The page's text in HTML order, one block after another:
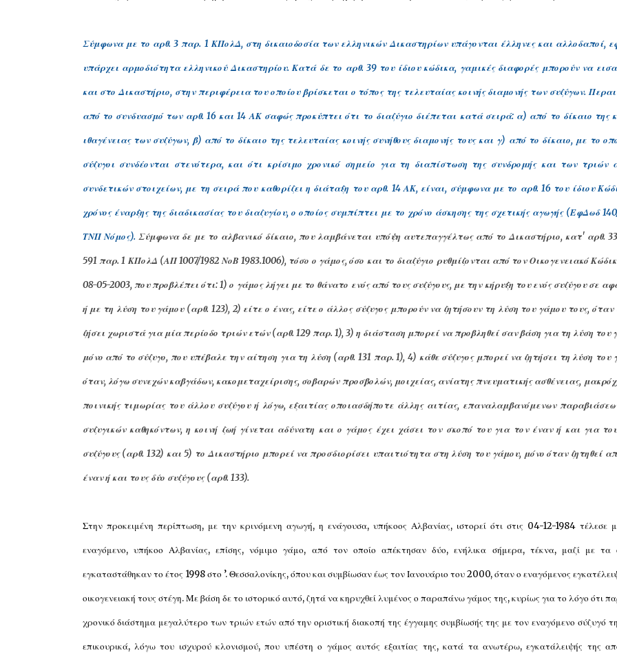
Σύμφωνα με το αρθ. 3 παρ. 1 ΚΠολΔ, στη δικαιοδοσία των ελληνικών Δικαστηρίων υπάγονται έλληνες και αλλοδαποί,
υπάρχει αρμοδιότητα ελληνικού Δικαστηρίου. Κατά δε το αρθ. 39 του ίδιου κώδικα, γαμικές διαφορές μπορούν να
και στο Δικαστήριο, στην περιφέρεια του οποίου βρίσκεται ο τόπος της τελευταίας κοινής διαμονής των συζύγων.
από το συνδυασμό των αρθ. 16 και 14 ΑΚ σαφώς προκύπτει ότι το διαζύγιο διέπεται κατά σειρά: α) από το δίκαιο της
ιθαγένειας των συζύγων, β) από το δίκαιο της τελευταίας κοινής συνήθους διαμονής τους και γ) από το δίκαιο, με το
σύζυγοι συνδέονται στενότερα, και ότι κρίσιμο χρονικό σημείο για τη διαπίστωση της συνδρομής και των τριών
συνδετικών στοιχείων, με τη σειρά που καθορίζει η διάταξη του αρθ. 14 ΑΚ, είναι, σύμφωνα με το αρθ. 16 του ίδιου
χρόνος έναρξης της διαδικασίας του διαζυγίου, ο οποίος συμπίπτει με το χρόνο άσκησης της σχετικής αγωγής (ΕφΔωδ
ΤΝΠ Νόμος). Σύμφωνα δε με το αλβανικό δίκαιο, που λαμβάνεται υπόψη αυτεπαγγέλτως από το Δικαστήριο, κατ' αρθ.
591 παρ. 1 ΚΠολΔ (ΑΠ 1007/1982 ΝοΒ 1983.1006), τόσο ο γάμος, όσο και το διαζύγιο ρυθμίζονται από τον Οικογενειακό
08-05-2003, που προβλέπει ότι: 1) ο γάμος λήγει με το θάνατο ενός από τους συζύγους, με την κήρυξη του ενός συζύγου σε
ή με τη λύση του γάμου (αρθ. 123), 2) είτε ο ένας, είτε ο άλλος σύζυγος μπορούν να ζητήσουν τη λύση του γάμου τους, όταν
ζήσει χωριστά για μία περίοδο τριών ετών (αρθ. 129 παρ. 1), 3) η διάσταση μπορεί να προβληθεί σαν βάση για τη λύση του
μόνο από το σύζυγο, που υπέβαλε την αίτηση για τη λύση (αρθ. 131 παρ. 1), 4) κάθε σύζυγος μπορεί να ζητήσει τη λύση του
όταν, λόγω συνεχών καβγάδων, κακομεταχείρισης, σοβαρών προσβολών, μοιχείας, ανίατης πνευματικής ασθένειας,
ποινικής τιμωρίας του άλλου συζύγου ή λόγω, εξαιτίας οποιασδήποτε άλλης αιτίας, επαναλαμβανόμενων
συζυγικών καθηκόντων, η κοινή ζωή γίνεται αδύνατη και ο γάμος έχει χάσει τον σκοπό του για τον έναν ή και για
συζύγους (αρθ. 132) και 5) το Δικαστήριο μπορεί να προσδιορίσει υπαιτιότητα στη λύση του γάμου, μόνο όταν ζητηθεί
έναν ή και τους δύο συζύγους (αρθ. 133).
Στην προκειμένη περίπτωση, με την κρινόμενη αγωγή, η ενάγουσα, υπήκοος Αλβανίας, ιστορεί ότι στις 04-12-1984 τέλεσε
εναγόμενο, υπήκοο Αλβανίας, επίσης, νόμιμο γάμο, από τον οποίο απέκτησαν δύο, ενήλικα σήμερα, τέκνα, μαζί με τα
εγκαταστάθηκαν το έτος 1998 στο ’. Θεσσαλονίκης, όπου και συμβίωσαν έως τον Ιανουάριο του 2000, όταν ο εναγόμενος
οικογενειακή τους στέγη. Με βάση δε το ιστορικό αυτό, ζητά να κηρυχθεί λυμένος ο παραπάνω γάμος της, κυρίως για το λόγο ότι
χρονικό διάστημα μεγαλύτερο των τριών ετών από την οριστική διακοπή της έγγαμης συμβίωσής της με τον εναγόμενο σύζυγό
επικουρικά, λόγω του ισχυρού κλονισμού, που υπέστη ο γάμος αυτός εξαιτίας της, κατά τα ανωτέρω, εγκατάλειψής της